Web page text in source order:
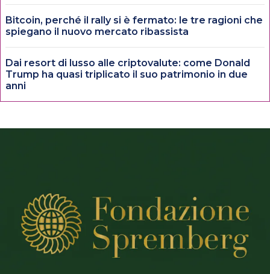
Bitcoin, perché il rally si è fermato: le tre ragioni che
spiegano il nuovo mercato ribassista
Dai resort di lusso alle criptovalute: come Donald
Trump ha quasi triplicato il suo patrimonio in due
anni